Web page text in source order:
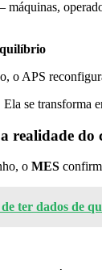
o APS
se
realidade do
o MES
ter dados de